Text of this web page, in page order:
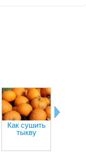
Как сушить
тыкву